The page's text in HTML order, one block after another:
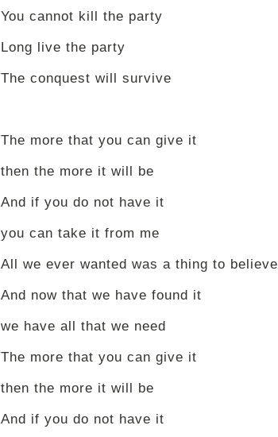
You cannot kill the party
Long live the party
The conquest will survive
The more that you can give it
then the more it will be
And if you do not have it
you can take it from me
All we ever wanted was a thing to believe
And now that we have found it
we have all that we need
The more that you can give it
then the more it will be
And if you do not have it